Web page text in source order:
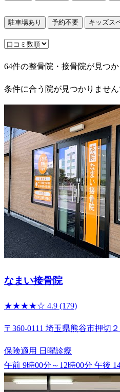
駐車場あり 予約不要
キッズス
64件の整骨院・接骨院が見つ
条件に合う院が見つかりません
なまい接骨院
★★★★☆ 4.9 (179)
〒360-0111 埼玉県熊谷市押切
保険適用 日曜診療
午前 9時00分～12時00分 午後